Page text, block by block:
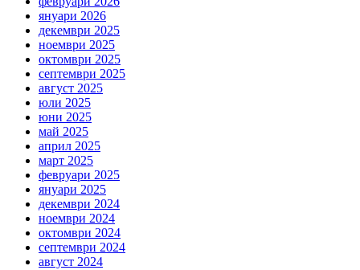
януари 2026
декември 2025
ноември 2025
октомври 2025
септември 2025
август 2025
юли 2025
юни 2025
май 2025
април 2025
март 2025
февруари 2025
януари 2025
декември 2024
ноември 2024
октомври 2024
септември 2024
август 2024